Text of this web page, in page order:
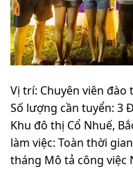
Vị trí: Chuyên viên đào
Số lượng cần tuyển: 3
Khu đô thị Cổ Nhuế,
làm việc: Toàn thời
tháng Mô tả công việc